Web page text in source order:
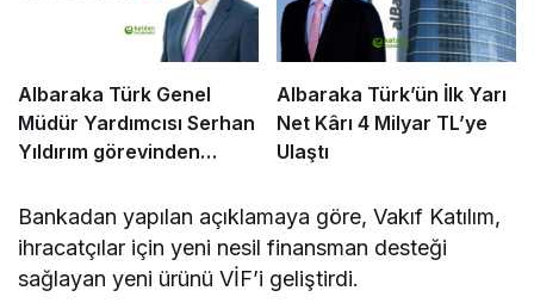
Albaraka Türk Genel
Müdür Yardımcısı Serhan
Yıldırım görevinden
Albaraka Türk’ün İlk Yarı
Net Kârı 4 Milyar TL’ye
Ulaştı
Bankadan yapılan açıklamaya göre, Vakıf Katılım,
ihracatçılar için yeni nesil finansman desteği
sağlayan yeni ürünü VİF’i geliştirdi.